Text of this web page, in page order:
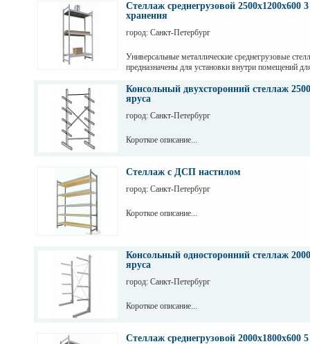
Стеллаж среднегрузовой 2500х1200х600
хранения
город: Санкт-Петербург
Универсальные металлические среднегрузовые
предназначены для установки внутри помещений
промышленных предприятиях.
Консольный двухсторонний стеллаж
яруса
город: Санкт-Петербург
Короткое описание...
Стеллаж с ДСП настилом
город: Санкт-Петербург
Короткое описание...
Консольный односторонний стеллаж
яруса
город: Санкт-Петербург
Короткое описание...
Стеллаж среднегрузовой 2000х1800х600